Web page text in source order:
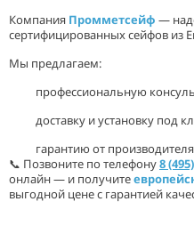
Компания Промметсейф —
сертифицированных сейфов из
Мы предлагаем:
профессиональную
доставку и установку под
гарантию от
📞 Позвоните по телефону8
онлайн — и получите
выгодной цене с гарантией